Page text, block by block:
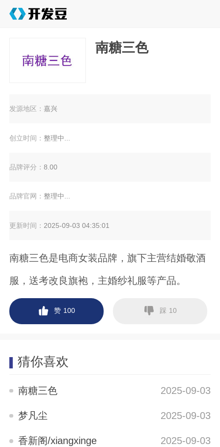
南糖三色
发源地区：嘉兴
创立时间：整理中...
品牌评分：8.00
品牌官网：整理中...
更新时间： 2025-09-03 04:35:01
南糖三色是电商女装品牌，旗下主营结婚敬酒
服，送考改良旗袍，主婚纱礼服等产品。
赞 100 踩 10
猜你喜欢
南糖三色 2025-09-03
梦凡尘 2025-09-03
香新阁/xiangxinge 2025-09-03